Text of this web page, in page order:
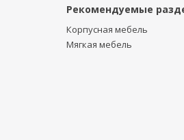
Рекомендуемые
Корпусная мебель
Мягкая мебель